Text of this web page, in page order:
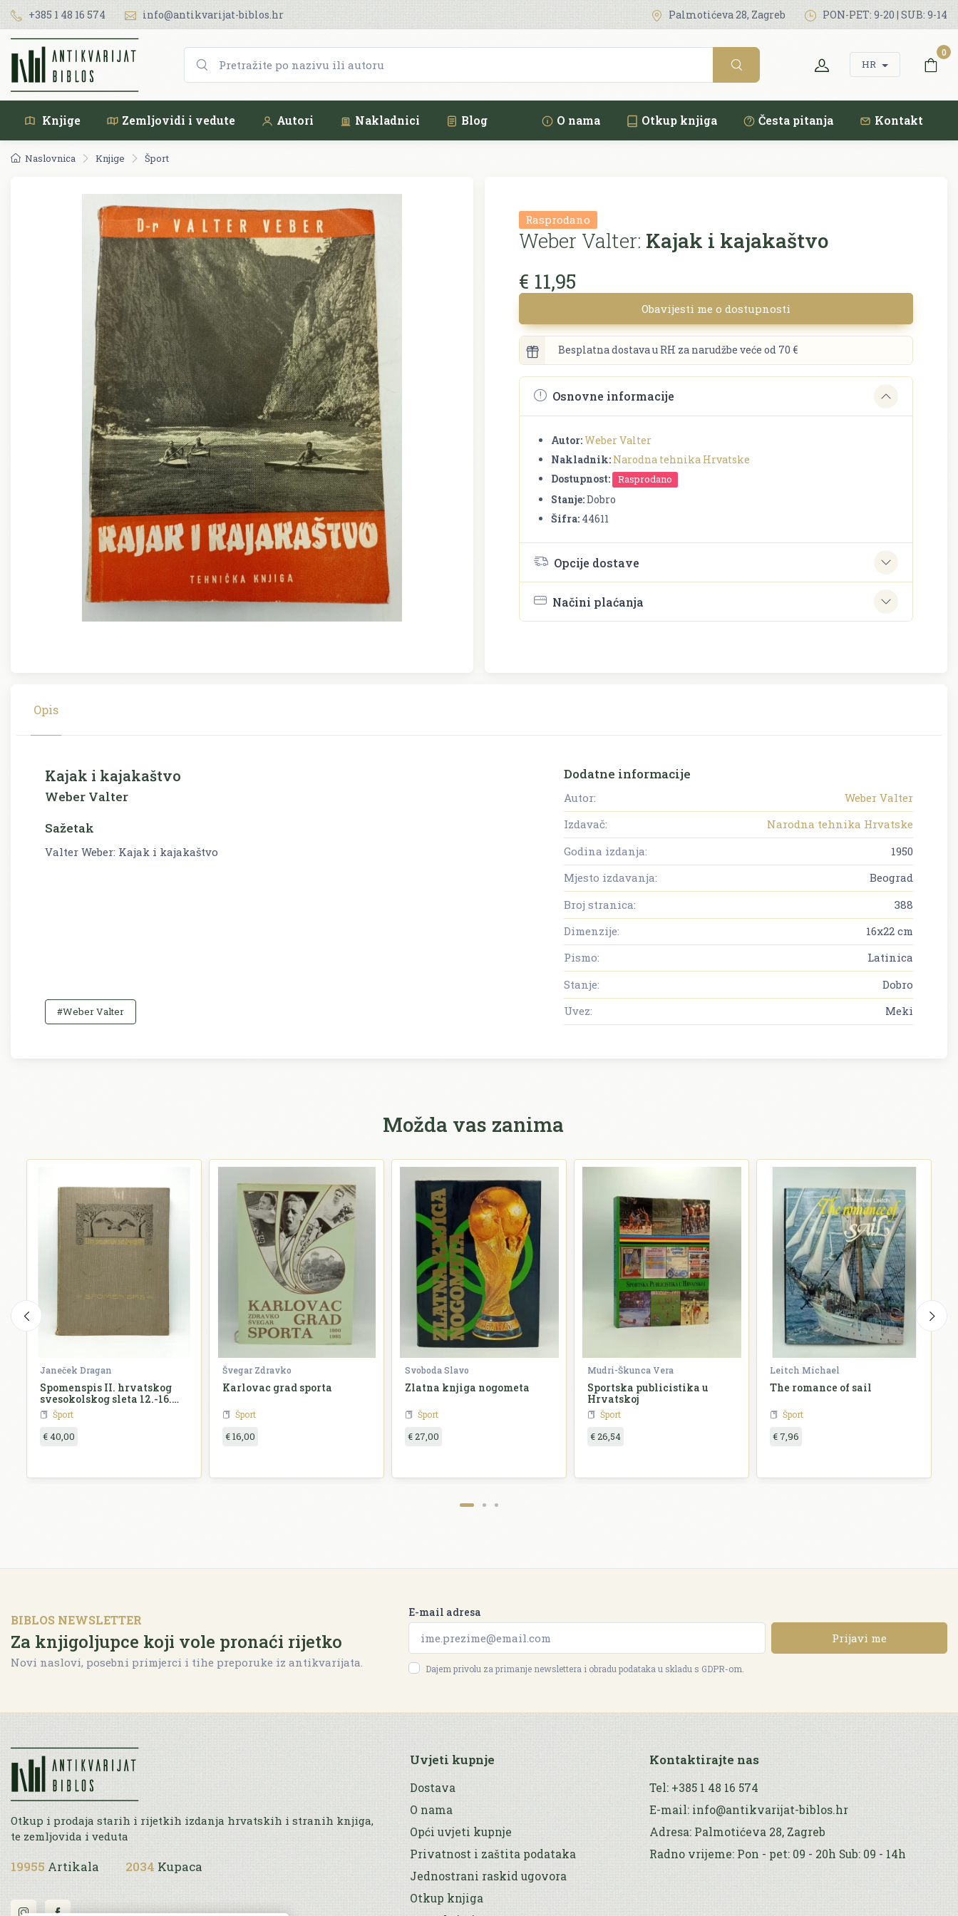
+385 1 48 16 574 info@antikvarijat-biblos.hr Palmotićeva 28, Zagreb PON-PET: 9-20 | SUB: 9-14
HR
0
Knjige Zemljovidi i vedute Autori Nakladnici Blog O nama Otkup knjiga Česta pitanja Kontakt
Naslovnica Knjige Šport
Rasprodano
Weber Valter: Kajak i kajakaštvo
€ 11,95
Obavijesti me o dostupnosti
Besplatna dostava u RH za narudžbe veće od 70 €
Osnovne informacije
Autor:Weber Valter
Nakladnik: Narodna tehnika Hrvatske
Dostupnost:
Rasprodano
Stanje:Dobro
Šifra: 44611
Opcije dostave
Načini plaćanja
Opis
Kajak i kajakaštvo
Weber Valter
Sažetak
Valter Weber: Kajak i kajakaštvo
#Weber Valter
Dodatne informacije
Autor:
Weber Valter
Izdavač:
Narodna tehnika Hrvatske
Godina izdanja:
1950
Mjesto izdavanja:
Beograd
Broj stranica:
388
Dimenzije:
16x22 cm
Pismo:
Latinica
Stanje:
Dobro
Uvez:
Meki
Možda vas zanima
Janeček Dragan
Spomenspis II. hrvatskog
svesokolskog sleta 12.-16.
kolovoza 1911. u Zagrebu
Šport
€ 40,00
Švegar Zdravko
Karlovac grad sporta
Šport
€ 16,00
Svoboda Slavo
Zlatna knjiga nogometa
Šport
€ 27,00
Mudri-Škunca Vera
Sportska publicistika u
Hrvatskoj
Šport
€ 26,54
Leitch Michael
The romance of sail
Šport
€ 7,96
BIBLOS NEWSLETTER
Za knjigoljupce koji vole pronaći rijetko
Novi naslovi, posebni primjerci i tihe preporuke iz antikvarijata.
E-mail adresa
Prijavi me
Dajem privolu za primanje newslettera i obradu podataka u skladu s GDPR-om.
Otkup i prodaja starih i rijetkih izdanja hrvatskih i stranih knjiga,
te zemljovida i veduta
19955 Artikala 2034 Kupaca
Uvjeti kupnje
Dostava
O nama
Opći uvjeti kupnje
Privatnost i zaštita podataka
Jednostrani raskid ugovora
Otkup knjiga
Kontaktirajte nas
Tel: +385 1 48 16 574
E-mail: info@antikvarijat-biblos.hr
Adresa: Palmotićeva 28, Zagreb
Radno vrijeme: Pon - pet: 09 - 20h Sub: 09 - 14h